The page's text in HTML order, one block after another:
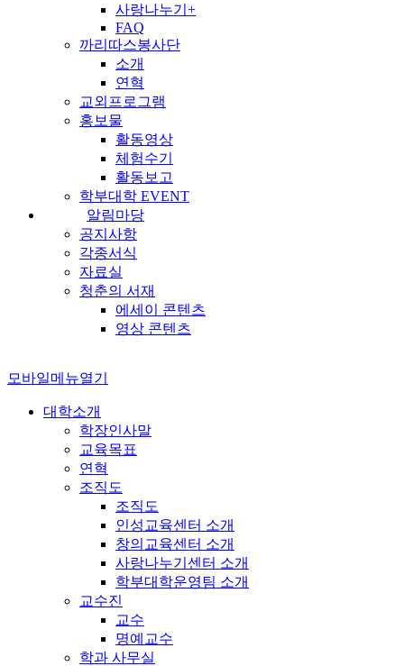
사랑나누기+
FAQ
까리따스봉사단
소개
연혁
교외프로그램
홍보물
활동영상
체험수기
활동보고
학부대학 EVENT
알림마당
공지사항
각종서식
자료실
청춘의 서재
에세이 콘텐츠
영상 콘텐츠
모바일메뉴열기
대학소개
학장인사말
교육목표
연혁
조직도
조직도
인성교육센터 소개
창의교육센터 소개
사랑나누기센터 소개
학부대학운영팀 소개
교수진
교수
명예교수
학과 사무실